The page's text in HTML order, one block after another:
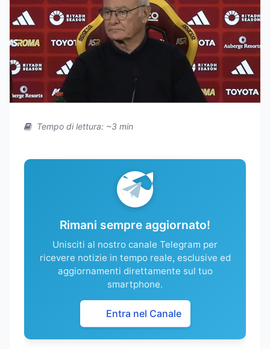
Tempo di lettura: ~3 min
Rimani sempre aggiornato!
Unisciti al nostro canale Telegram per
ricevere notizie in tempo reale, esclusive ed
aggiornamenti direttamente sul tuo
smartphone.
Entra nel Canale